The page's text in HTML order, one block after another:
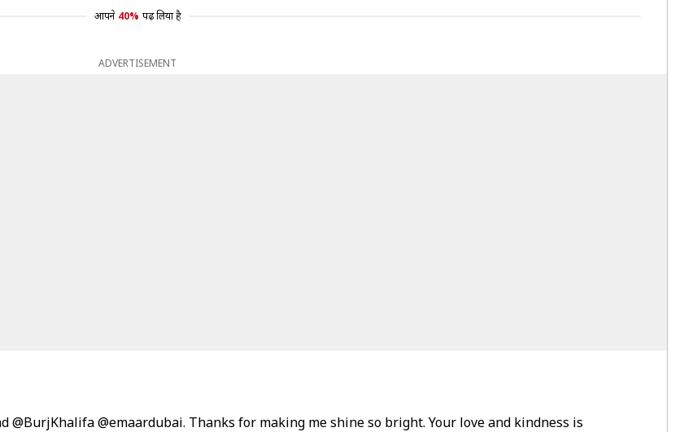
आपने 40% पढ़ लिया है
ADVERTISEMENT
@BurjKhalifa@emaardubai. Thanks for making me shine so bright. Your love and kindness is